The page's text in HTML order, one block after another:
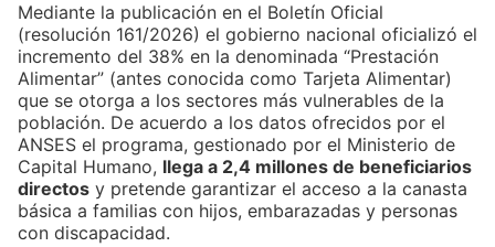
Mediante la publicación en el Boletín Oficial
(resolución 161/2026) el gobierno nacional oficializó el
incremento del 38% en la denominada “Prestación
Alimentar” (antes conocida como Tarjeta Alimentar)
que se otorga a los sectores más vulnerables de la
población. De acuerdo a los datos ofrecidos por el
ANSES el programa, gestionado por el Ministerio de
Capital Humano, llega a 2,4 millones de beneficiarios
directos y pretende garantizar el acceso a la canasta
básica a familias con hijos, embarazadas y personas
con discapacidad.